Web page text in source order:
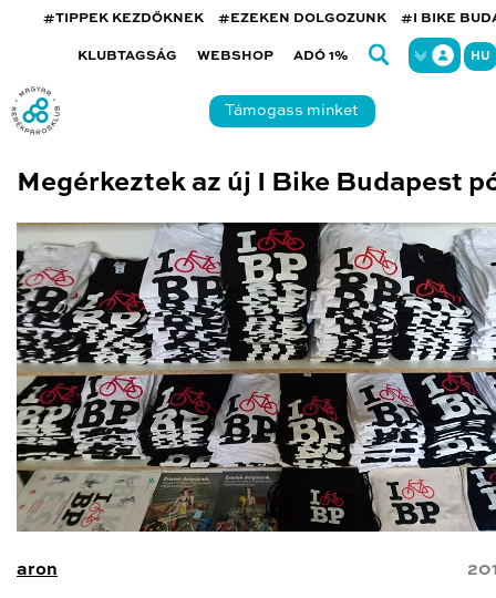
#TIPPEK KEZDŐKNEK #EZEKEN DOLGOZUNK #I BIKE
KLUBTAGSÁG WEBSHOP ADÓ 1% HU
Támogass minket
Megérkeztek az új I Bike Budapest
aron